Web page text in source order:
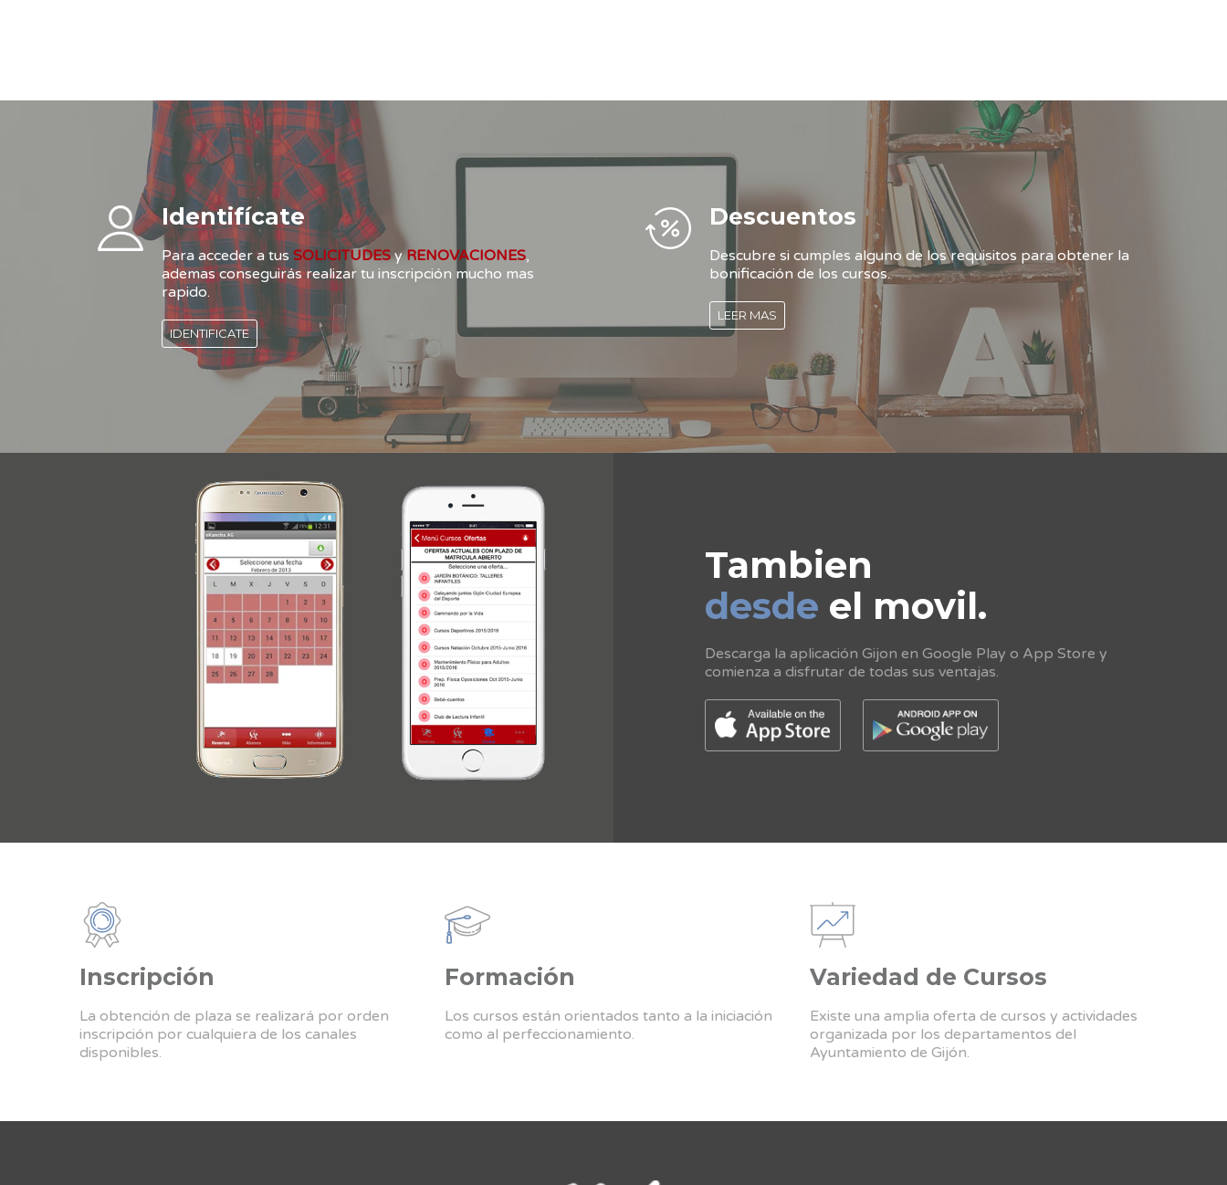
Identifícate
Para acceder a tus SOLICITUDESyRENOVACIONES,
ademas conseguirás realizar tu inscripción mucho mas
rapido.
IDENTIFICATE
Descuentos
Descubre si cumples alguno de los requisitos para obtener la
bonificación de los cursos.
LEER MAS
Tambien
desde el movil.
Descarga la aplicación Gijon en Google Play o App Store y
comienza a disfrutar de todas sus ventajas.
Inscripción
La obtención de plaza se realizará por orden
inscripción por cualquiera de los canales
disponibles.
Formación
Los cursos están orientados tanto a la iniciación
como al perfeccionamiento.
Variedad de Cursos
Existe una amplia oferta de cursos y actividades
organizada por los departamentos del
Ayuntamiento de Gijón.